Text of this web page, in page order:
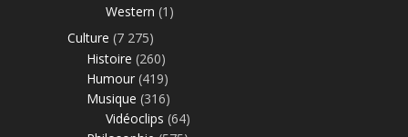
Western (1)
Culture (7 275)
Histoire (260)
Humour (419)
Musique (316)
Vidéoclips (64)